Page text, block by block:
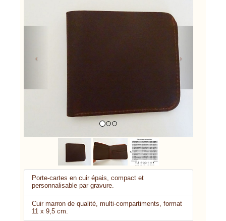
Previous
Porte-cartes en cuir épais, compact et
personnalisable par gravure.
Cuir marron de qualité, multi-compartiments, format
11 x 9,5 cm.